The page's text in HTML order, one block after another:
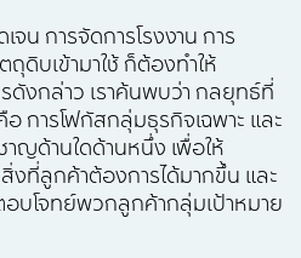
จน การจัดการโรงงาน การ
ดิบเข้ามาใช้ ก็ต้องทำให้
งกล่าว เราค้นพบว่า กลยุทธ์ที่
การโฟกัสกลุ่มธุรกิจเฉพาะ และ
าญด้านใดด้านหนึ่ง เพื่อให้
งที่ลูกค้าต้องการได้มากขึ้น และ
บโจทย์พวกลูกค้ากลุ่มเป้าหมาย